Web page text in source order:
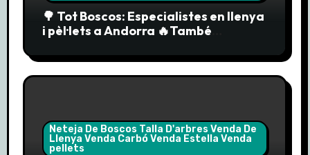
🌳 Tot Boscos: Especialistes en llenya
i pèl·lets a Andorra 🔥També
Neteja De Boscos Talla D'arbres Venda De
Llenya Venda Carbó Venda Estella Venda
pellets